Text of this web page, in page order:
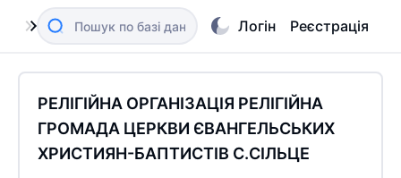
Логін Реєстрація
РЕЛІГІЙНА ОРГАНІЗАЦІЯ РЕЛІГІЙНА
ГРОМАДА ЦЕРКВИ ЄВАНГЕЛЬСЬКИХ
ХРИСТИЯН-БАПТИСТІВ С.СІЛЬЦЕ